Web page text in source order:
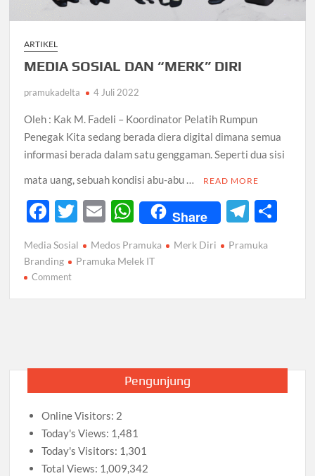
ARTIKEL
MEDIA SOSIAL DAN “MERK” DIRI
pramukadelta 4 Juli 2022
Oleh : Kak M. Fadeli – Koordinator Pelatih Rumpun
Penegak Kita sedang berada diera digital dimana semua
informasi berada dalam satu genggaman. Seperti dua sisi
mata uang, sebuah kondisi abu-abu …
READ MORE
F
e
b
o
T
itt
E
ail
W
at
A
Share
T
e
a
Media Sosial Medos Pramuka Merk Diri
Pramuka
Branding
Pramuka Melek IT
Commenton
Pengunjung
Online Visitors: 2
Today's Views: 1,481
Today's Visitors: 1,301
Total Views: 1,009,342